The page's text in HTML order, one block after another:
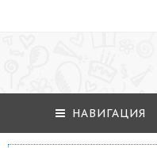
НАВИГАЦИЯ